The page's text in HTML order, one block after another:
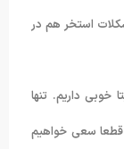
استخر هم در
داریم. تنها
سعی خواهیم